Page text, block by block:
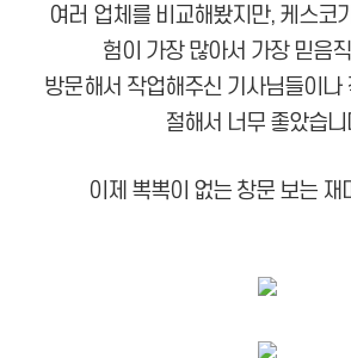
여러 업체를 비교해봤지만, 케스코
험이 가장 많아서 가장 믿음
방문해서 작업해주신 기사님들이나
절해서 너무 좋았습니
이제 뽁뽁이 없는 창문 보는 재